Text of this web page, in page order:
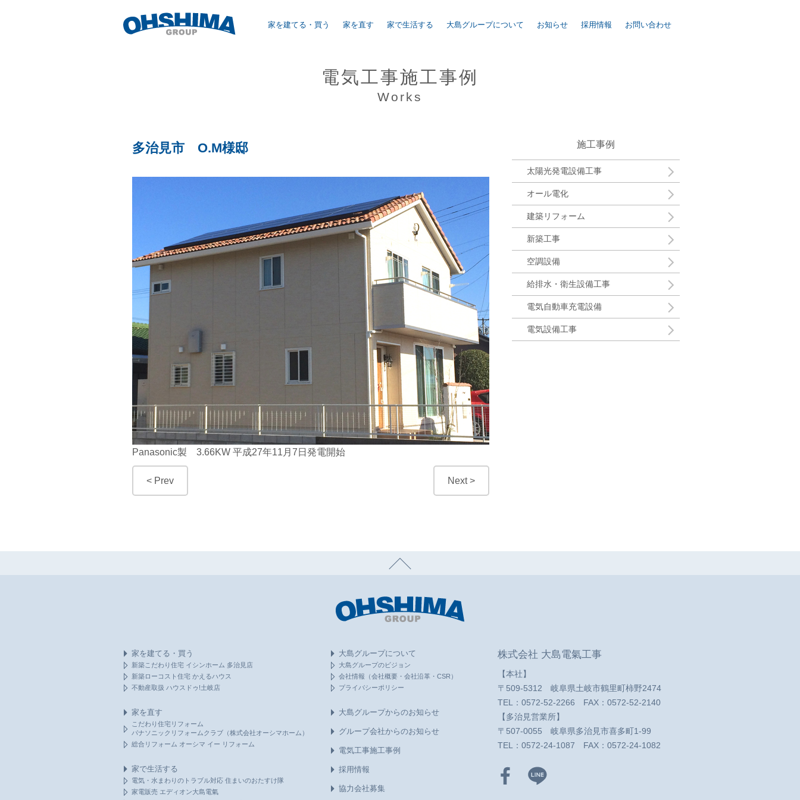
家を建てる・買う 家を直す 家で生活する 大島グループについて お知らせ 採用情報 お問い合わせ
電気工事施工事例
Works
多治見市 O.M様邸
Panasonic製 3.66KW 平成27年11月7日発電開始
< Prev Next >
施工事例
太陽光発電設備工事
オール電化
建築リフォーム
新築工事
空調設備
給排水・衛生設備工事
電気自動車充電設備
電気設備工事
家を建てる・買う
新築こだわり住宅 イシンホーム 多治見店
新築ローコスト住宅 かえるハウス
不動産取扱 ハウスドゥ!土岐店
家を直す
こだわり住宅リフォーム
パナソニックリフォームクラブ（株式会社オーシマホーム）
総合リフォーム オーシマ イー リフォーム
家で生活する
電気・水まわりのトラブル対応 住まいのおたすけ隊
家電販売 エディオン大島電氣
大島グループについて
大島グループのビジョン
会社情報（会社概要・会社沿革・CSR）
プライバシーポリシー
大島グループからのお知らせ
グループ会社からのお知らせ
電気工事施工事例
採用情報
協力会社募集
株式会社 大島電氣工事
【本社】
〒509-5312 岐阜県土岐市鶴里町柿野2474
TEL： 0572-52-2266 FAX：0572-52-2140
【多治見営業所】
〒507-0055 岐阜県多治見市喜多町1-99
TEL： 0572-24-1087 FAX：0572-24-1082